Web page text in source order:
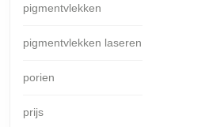
pigmentvlekken
pigmentvlekken laseren
porien
prijs